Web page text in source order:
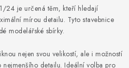
24 je určená těm, kteří hledají
mírou detailu. Tyto stavebnice
modelářské sbírky.
nejen svou velikostí, ale i možností
detailu. Ideální volba pro